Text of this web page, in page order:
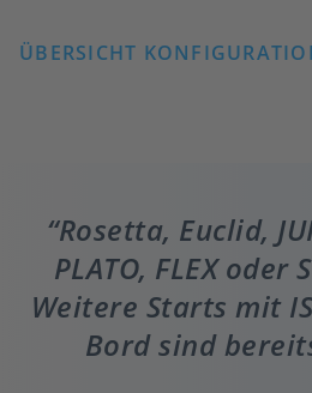
ÜBERSICHT
Rosetta, Euclid,
PLATO, FLEX
Weitere Starts mit
Bord sind